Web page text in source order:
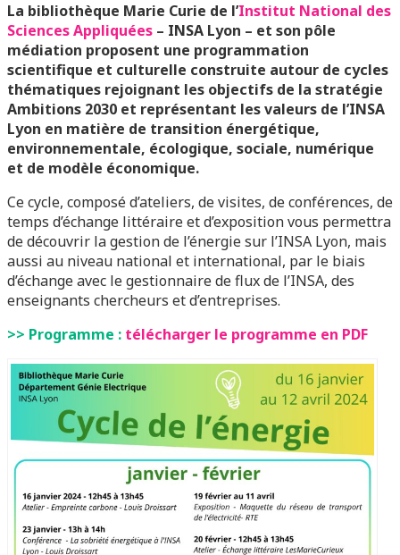
La bibliothèque Marie Curie de l’Institut National des
Sciences Appliquées – INSA Lyon – et son pôle
médiation proposent une programmation
scientifique et culturelle construite autour de cycles
thématiques rejoignant les objectifs de la stratégie
Ambitions 2030 et représentant les valeurs de l’INSA
Lyon en matière de transition énergétique,
environnementale, écologique, sociale, numérique
et de modèle économique.
Ce cycle, composé d’ateliers, de visites, de conférences, de
temps d’échange littéraire et d’exposition vous permettra
de découvrir la gestion de l’énergie sur l’INSA Lyon, mais
aussi au niveau national et international, par le biais
d’échange avec le gestionnaire de flux de l’INSA, des
enseignants chercheurs et d’entreprises.
>> Programme : télécharger le programme en PDF